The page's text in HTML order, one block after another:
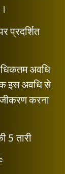
प्रदर्शित
अवधि
इस अवधि से
करना
5 तारी